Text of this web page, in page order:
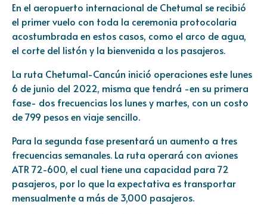
En el aeropuerto internacional de Chetumal se recibió
el primer vuelo con toda la ceremonia protocolaria
acostumbrada en estos casos, como el arco de agua,
el corte del listón y la bienvenida a los pasajeros.
La ruta Chetumal-Cancún inició operaciones este lunes
6 de junio del 2022, misma que tendrá -en su primera
fase- dos frecuencias los lunes y martes, con un costo
de 799 pesos en viaje sencillo.
Para la segunda fase presentará un aumento a tres
frecuencias semanales. La ruta operará con aviones
ATR 72-600, el cual tiene una capacidad para 72
pasajeros, por lo que la expectativa es transportar
mensualmente a más de 3,000 pasajeros.